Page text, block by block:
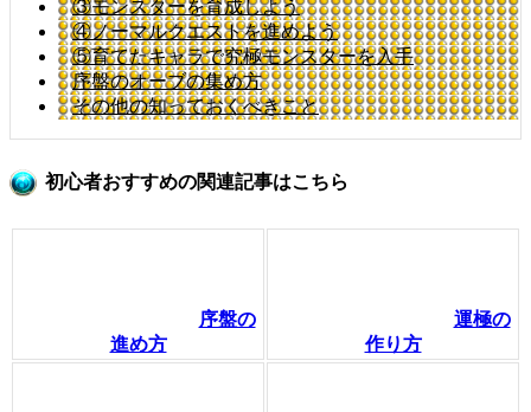
③モンスターを育成しよう
④ノーマルクエストを進めよう
⑤育てたキャラで究極モンスターを入手
序盤のオーブの集め方
その他の知っておくべきこと
初心者おすすめの関連記事はこちら
序盤の
進め方
運極の
作り方